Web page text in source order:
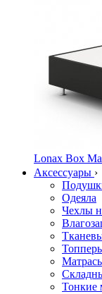
Lonax Box
Аксессуары ›
Одеяла
Чехлы
Тонкие